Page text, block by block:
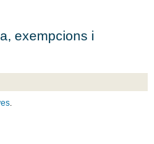
exempcions i
.